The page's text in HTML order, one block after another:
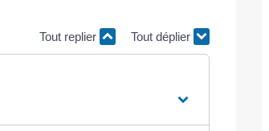
Tout replier Tout déplier